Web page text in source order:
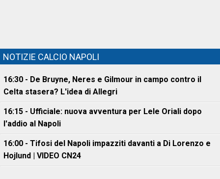
NOTIZIE CALCIO NAPOLI
16:30 - De Bruyne, Neres e Gilmour in campo contro il
Celta stasera? L'idea di Allegri
16:15 - Ufficiale: nuova avventura per Lele Oriali dopo
l'addio al Napoli
16:00 - Tifosi del Napoli impazziti davanti a Di Lorenzo e
Hojlund | VIDEO CN24